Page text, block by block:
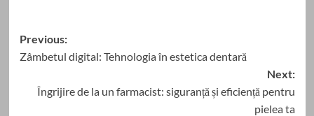
Post
navigation
Previous:
Zâmbetul digital: Tehnologia în estetica dentară
Next:
Îngrijire de la un farmacist: siguranță și eficiență pentru
pielea ta